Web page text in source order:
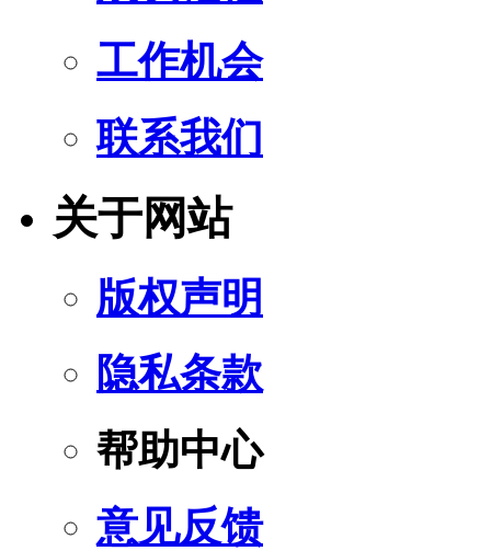
工作机会
联系我们
关于网站
版权声明
隐私条款
帮助中心
意见反馈